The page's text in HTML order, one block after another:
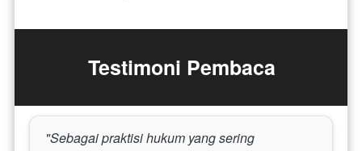
Testimoni Pembaca
"Sebagai praktisi hukum yang sering